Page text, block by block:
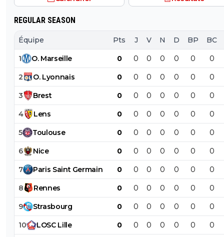
REGULAR SEASON
Équipe Pts J V N D BP BC
1 O. Marseille 0 0 0 0 0 0 0
2 O. Lyonnais 0 0 0 0 0 0 0
3 Brest 0 0 0 0 0 0 0
4 Lens 0 0 0 0 0 0 0
5 Toulouse 0 0 0 0 0 0 0
6 Nice 0 0 0 0 0 0 0
7 Paris Saint Germain 0 0 0 0 0 0 0
8 Rennes 0 0 0 0 0 0 0
9 Strasbourg 0 0 0 0 0 0 0
10 LOSC Lille 0 0 0 0 0 0 0